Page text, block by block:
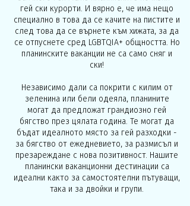
гей ски курорти. И вярно е, че има нещо
специално в това да се качите на пистите и
след това да се върнете към хижата, за да
се отпуснете сред LGBTQIA+ общността. Но
планинските ваканции не са само сняг и
ски!
Независимо дали са покрити с килим от
зеленина или бели одеяла, планините
могат да предложат грандиозно гей
бягство през цялата година. Те могат да
бъдат идеалното място за гей разходки -
за бягство от ежедневието, за размисъл и
презареждане с нова позитивност. Нашите
планински ваканционни дестинации са
идеални както за самостоятелни пътуващи,
така и за двойки и групи.